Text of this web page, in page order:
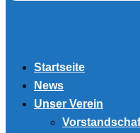
Startseite
News
Unser Verein